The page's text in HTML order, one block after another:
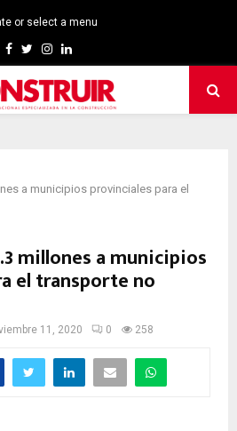
or select a menu
Facebook
TwitterInstagram
Linkedin
a municipios provinciales para el
millones a municipios
el transporte no
11, 2020 0 258